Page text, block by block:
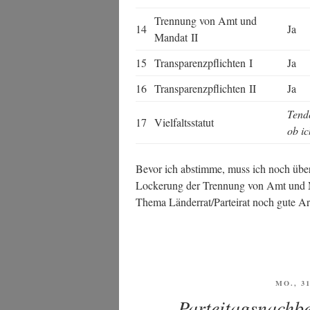
14
Tren­nung von Amt und
Man­dat II
Ja
15 Trans­pa­renz­pflich­ten I
Ja
16 Trans­pa­renz­pflich­ten II Ja
17 Viel­falts­sta­tut
ob
Bevor ich abstim­me, muss ich noch
Locke­rung der Tren­nung von Amt und
The­ma Länderrat/Parteirat noch gute
MO.,